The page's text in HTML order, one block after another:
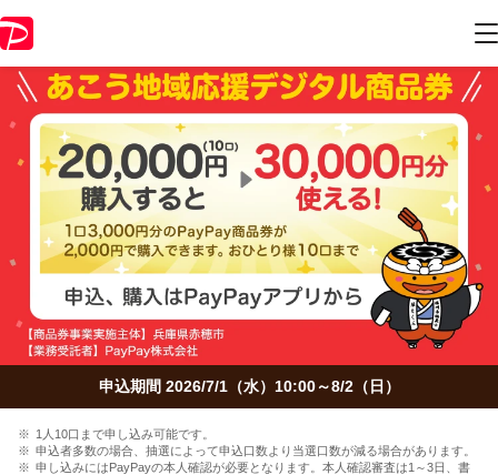
申込期間 2026/7/1（水）10:00～8/2（日）
1人10口まで申し込み可能です。
申込者多数の場合、抽選によって申込口数より当選口数が減る場合があります。
申し込みにはPayPayの本人確認が必要となります。本人確認審査は1～3日、書